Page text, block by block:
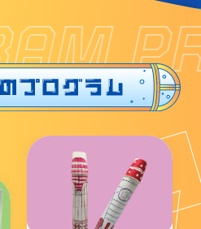
ス